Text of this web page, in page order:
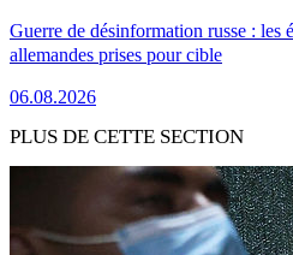
Guerre de désinformation russe : les
allemandes prises pour cible
06.08.2026
PLUS DE CETTE SECTION